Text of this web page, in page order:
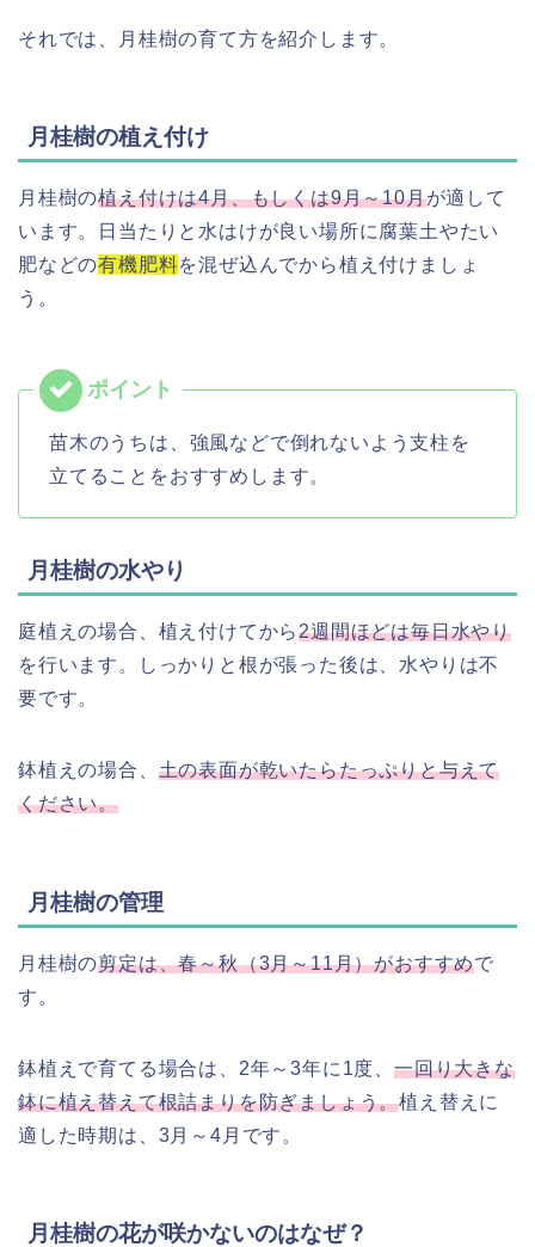
それでは、月桂樹の育て方を紹介します。
月桂樹の植え付け
月桂樹の植え付けは4月、もしくは9月～10月が適して
います。日当たりと水はけが良い場所に腐葉土やたい
肥などの有機肥料を混ぜ込んでから植え付けましょ
う。
苗木のうちは、強風などで倒れないよう支柱を
立てることをおすすめします。
月桂樹の水やり
庭植えの場合、植え付けてから2週間ほどは毎日水やり
を行います。しっかりと根が張った後は、水やりは不
要です。
鉢植えの場合、 土の表面が乾いたらたっぷりと与えて
ください。
月桂樹の管理
月桂樹の剪定は、春～秋（3月～11月）がおすすめで
す。
鉢植えで育てる場合は、2年～3年に1度、 一回り大きな
鉢に植え替えて根詰まりを防ぎましょう。植え替えに
適した時期は、3月～4月です。
月桂樹の花が咲かないのはなぜ？